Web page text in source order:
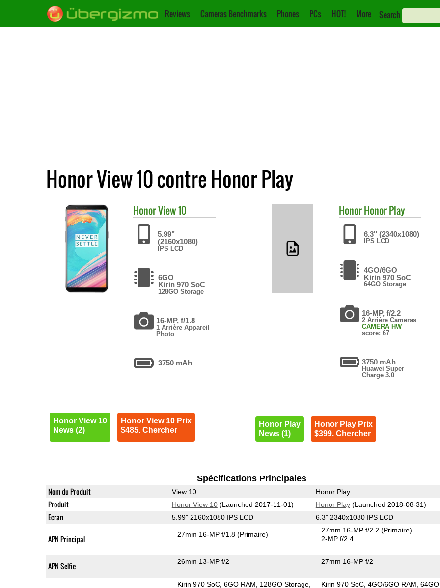
Reviews Cameras Benchmarks Phones PCs HOT! More Search
Honor View 10 contre Honor Play
HonorView 10
5.99"
(2160x1080)
IPS LCD
6GO
Kirin 970 SoC
128GO Storage
16-MP, f/1.8
1 Arrière Appareil
Photo
3750 mAh
Honor View 10
News (2)
Honor View 10 Prix
$485. Chercher
HonorHonor Play
6.3" (2340x1080)
IPS LCD
4GO/6GO
Kirin 970 SoC
64GO Storage
16-MP, f/2.2
2 Arrière Cameras
CAMERA HW
score: 67
3750 mAh
Huawei Super
Charge 3.0
Honor Play
News (1)
Honor Play Prix
$399. Chercher
Spécifications Principales
Nom du Produit View 10 Honor Play
Produit Honor View 10(Launched 2017-11-01) Honor Play(Launched 2018-08-31)
Ecran 5.99" 2160x1080 IPS LCD 6.3" 2340x1080 IPS LCD
APN Principal 27mm 16-MP f/1.8(Primaire)
27mm 16-MP f/2.2(Primaire)
2-MP f/2.4
APN Selfie 26mm 13-MP f/2 27mm 16-MP f/2
Kirin 970 SoC 6GO RAM
128GO Storage
Kirin 970 SoC 4GO/6GO RAM 64GO